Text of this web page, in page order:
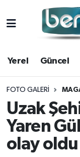
Yerel Güncel
FOTO GALERI
Uzak
Yaren
olay oldu
Yerel
Güncel
Politika
Spor
Ekonomi
Hava
Trafik
Süper Lig
Tüm
Son Dakika